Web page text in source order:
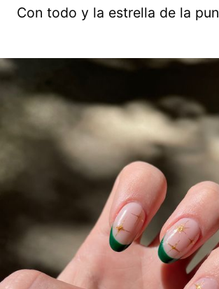
Con todo y la estrella de la